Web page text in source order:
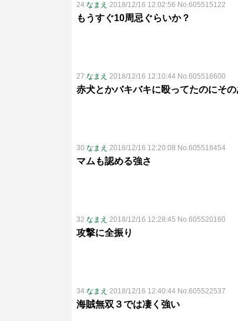
24 なまえ 2018/12/16 12:02:56 No.605515122
もうすぐ10周忌ぐらいか？
27 なまえ 2018/12/16 12:10:44 No.605516600
赤犬とかバキバキに殴ってたのにそ
30 なまえ 2018/12/16 12:20:08 No.605518454
マムも認める強さ
32 なまえ 2018/12/16 12:28:45 No.605520160
攻撃に全振り
34 なまえ 2018/12/16 12:40:44 No.605522537
海賊無双３では凄く強い